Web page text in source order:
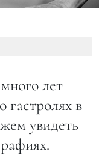
лет
гастролях в
увидеть